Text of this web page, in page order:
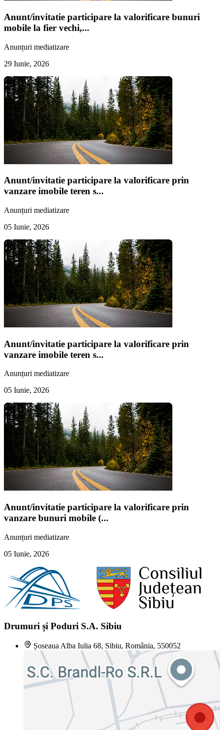
Anunt/invitatie participare la valorificare bunuri
mobile la fier vechi,...
Anunțuri mediatizare
29 Iunie, 2026
Anunt/invitatie participare la valorificare prin
vanzare imobile teren s...
Anunțuri mediatizare
05 Iunie, 2026
Anunt/invitatie participare la valorificare prin
vanzare imobile teren s...
Anunțuri mediatizare
05 Iunie, 2026
Anunt/invitatie participare la valorificare prin
vanzare bunuri mobile (...
Anunțuri mediatizare
05 Iunie, 2026
Drumuri și Poduri S.A. Sibiu
Șoseaua Alba Iulia 68, Sibiu, România, 550052